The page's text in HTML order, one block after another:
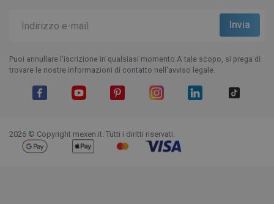
Puoi annullare l'iscrizione in qualsiasi momento.A tale scopo, si prega di
trovare le nostre informazioni di contatto nell'avviso legale.
2026 © Copyright mexen.it. Tutti i diritti riservati.